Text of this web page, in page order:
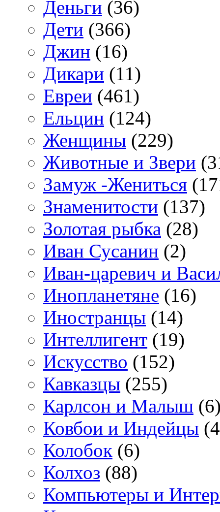
Деньги (36)
Дети (366)
Джин (16)
Дикари (11)
Евреи (461)
Ельцин (124)
Женщины (229)
Животные и Звери
Замуж -Жениться
Знаменитости (137)
Золотая рыбка (28)
Иван Сусанин (2)
Иван-царевич и
Инопланетяне (16)
Иностранцы (14)
Интеллигент (19)
Искусство (152)
Кавказцы (255)
Карлсон и Малыш
Ковбои и Индейцы
Колобок (6)
Колхоз (88)
Компьютеры и